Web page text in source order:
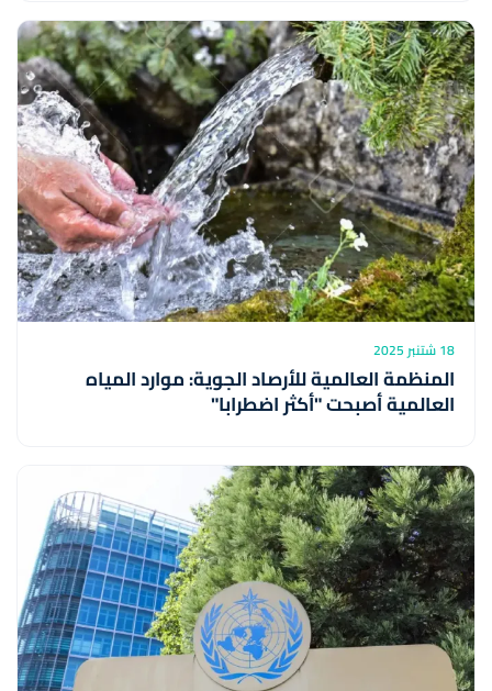
18 شتنبر 2025
المنظمة العالمية للأرصاد الجوية: موارد المياه
العالمية أصبحت "أكثر اضطرابا"